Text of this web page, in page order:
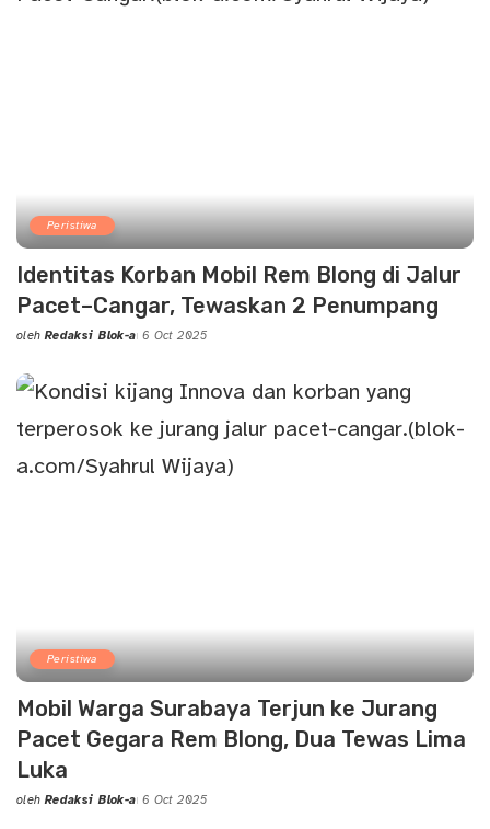
Peristiwa
Identitas Korban Mobil Rem Blong di Jalur
Pacet–Cangar, Tewaskan 2 Penumpang
Posted
oleh Redaksi Blok-a 6 Oct 2025
Peristiwa
Mobil Warga Surabaya Terjun ke Jurang
Pacet Gegara Rem Blong, Dua Tewas Lima
Luka
Posted
oleh Redaksi Blok-a 6 Oct 2025